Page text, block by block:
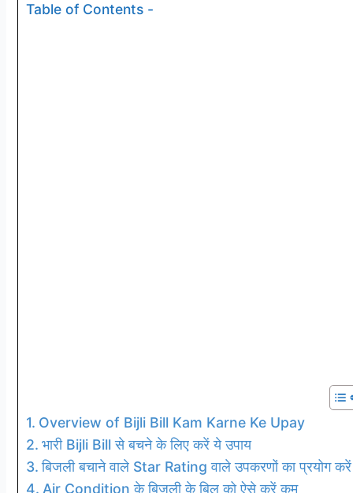
Table of Contents -
Overview of Bijli Bill Kam Karne Ke Upay
भारी Bijli Bill से बचने के लिए करें ये उपाय
बिजली बचाने वाले Star Rating वाले उपकरणों का प्रयोग करें
Air Condition के बिजली के बिल को ऐसे करें कम